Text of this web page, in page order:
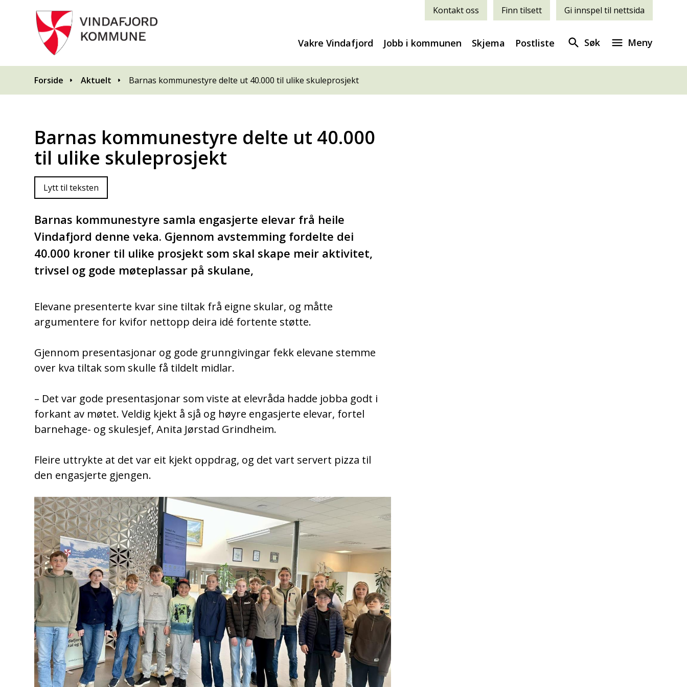
Kontakt oss Finn tilsett Gi innspel til nettsida
Vakre Vindafjord Jobb i kommunen Skjema Postliste Søk Meny
Du er her:
Forside Aktuelt Barnas kommunestyre delte ut 40.000 til ulike skuleprosjekt
Barnas kommunestyre delte ut 40.000
til ulike skuleprosjekt
Lytt til teksten
Barnas kommunestyre samla engasjerte elevar frå heile
Vindafjord denne veka. Gjennom avstemming fordelte dei
40.000 kroner til ulike prosjekt som skal skape meir aktivitet,
trivsel og gode møteplassar på skulane,
Elevane presenterte kvar sine tiltak frå eigne skular, og måtte
argumentere for kvifor nettopp deira idé fortente støtte.
Gjennom presentasjonar og gode grunngivingar fekk elevane stemme
over kva tiltak som skulle få tildelt midlar.
– Det var gode presentasjonar som viste at elevråda hadde jobba godt i
forkant av møtet. Veldig kjekt å sjå og høyre engasjerte elevar, fortel
barnehage- og skulesjef, Anita Jørstad Grindheim.
Fleire uttrykte at det var eit kjekt oppdrag, og det vart servert pizza til
den engasjerte gjengen.